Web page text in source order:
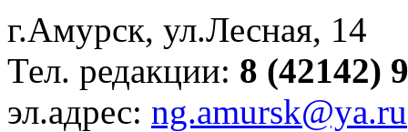
г.Амурск, ул.Лесная, 14
Тел. редакции: 8 (42142)
эл.адрес: ng.amursk@ya.ru